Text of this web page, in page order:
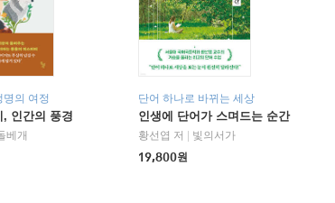
명의 여정
, 인간의 풍경
베개
단어 하나로 바뀌는 세상
인생에 단어가 스며드는 순간
황선엽 저
빛의서가
19,800원